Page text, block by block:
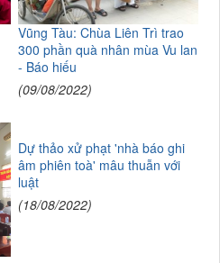
Vũng Tàu: Chùa Liên Trì trao
300 phần quà nhân mùa Vu lan
- Báo hiếu
(09/08/2022)
Dự thảo xử phạt 'nhà báo ghi
âm phiên toà' mâu thuẫn với
luật
(18/08/2022)